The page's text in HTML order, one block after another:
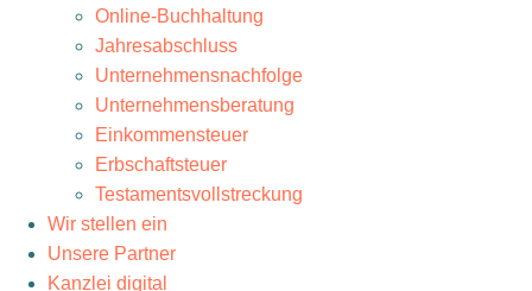
Online-Buchhaltung
Jahresabschluss
Unternehmensnachfolge
Unternehmensberatung
Einkommensteuer
Erbschaftsteuer
Testamentsvollstreckung
Wir stellen ein
Unsere Partner
Kanzlei digital